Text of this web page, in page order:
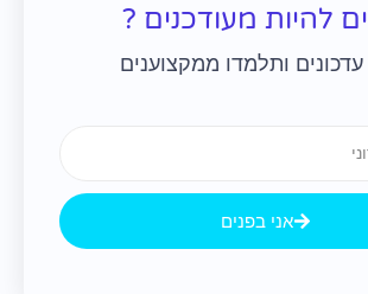
להיות מעודכנים ?
ותלמדו ממקצוענים
אני בפנים